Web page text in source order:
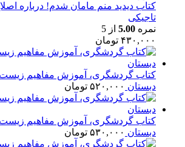
کتاب دیدید منم مامان شدم! درباره
تاجیکی
نمره 5.00 از 5
۴۳۰,۰۰۰ تومان
کتاب گردشگری، آموزش مفاهیم
دبستان ۵۲۰,۰۰۰ تومان
کتاب گردشگری، آموزش مفاهیم
دبستان ۵۳۰,۰۰۰ تومان